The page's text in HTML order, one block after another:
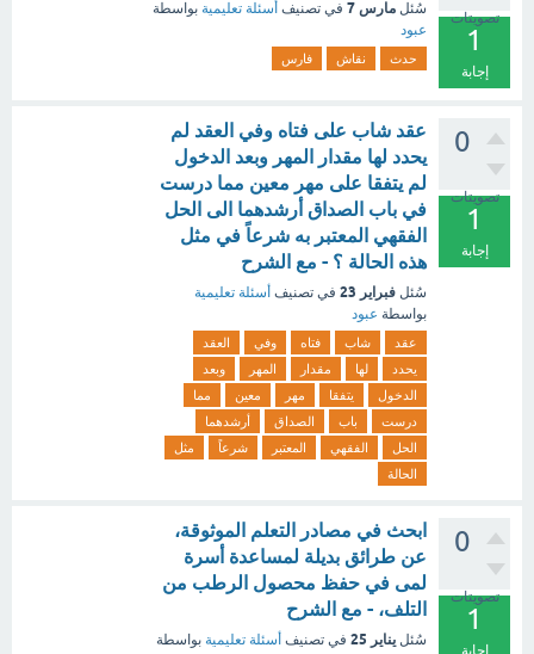
تصويتات
1
إجابة
سُئل مارس 7 في تصنيف أسئلة تعليمية بواسطة
عبود
حدث نقاش فارس
0
تصويتات
1
إجابة
عقد شاب على فتاه وفي العقد لم
يحدد لها مقدار المهر وبعد الدخول
لم يتفقا على مهر معين مما درست
في باب الصداق أرشدهما الى الحل
الفقهي المعتبر به شرعاً في مثل
هذه الحالة ؟ - مع الشرح
سُئل فبراير 23 في تصنيف أسئلة تعليمية
بواسطة عبود
عقد شاب فتاه وفي
العقد
يحدد
لها مقدار المهر
وبعد
الدخول
يتفقا مهر معين
مما
درست
باب الصداق
أرشدهما
الحل
الفقهي المعتبر شرعاً
مثل
الحالة
0
تصويتات
1
إجابة
ابحث في مصادر التعلم الموثوقة،
عن طرائق بديلة لمساعدة أسرة
لمى في حفظ محصول الرطب من
التلف، - مع الشرح
سُئل يناير 25 في تصنيف أسئلة تعليمية بواسطة